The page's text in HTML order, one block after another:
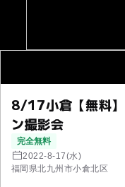
8/17小倉【無料】
ン撮影会
完全無料
2022-8-17(水)
福岡県北九州市小倉北区